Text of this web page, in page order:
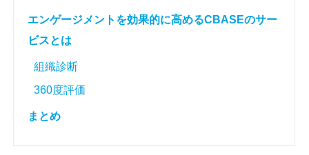
エンゲージメントを効果的に高めるCBASEのサー
ビスとは
組織診断
360度評価
まとめ